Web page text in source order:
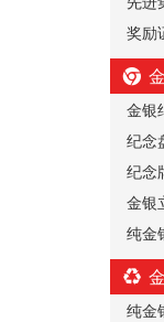
奖励
金银
纪念
纪念
金银
纯金
纯金